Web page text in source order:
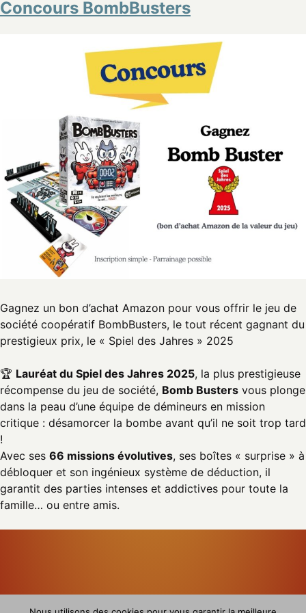
Concours BombBusters
Gagnez un bon d’achat Amazon pour vous offrir le jeu de
société coopératif BombBusters, le tout récent gagnant du
prestigieux prix, le « Spiel des Jahres » 2025
🏆 Lauréat du Spiel des Jahres 2025, la plus prestigieuse
récompense du jeu de société, Bomb Busters vous plonge
dans la peau d’une équipe de démineurs en mission
critique : désamorcer la bombe avant qu’il ne soit trop tard
!
Avec ses 66 missions évolutives, ses boîtes « surprise » à
débloquer et son ingénieux système de déduction, il
garantit des parties intenses et addictives pour toute la
famille… ou entre amis.